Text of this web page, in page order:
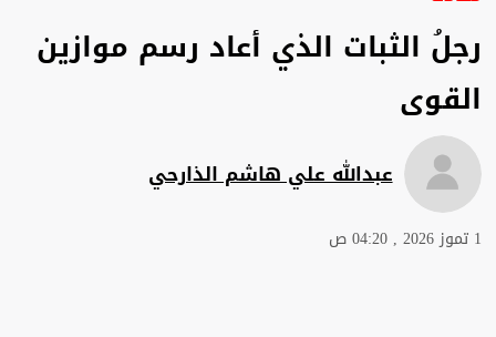
رجلُ الثبات الذي أعاد رسم موازين
القوى
عبدالله علي هاشم الذارحي
1 تموز 2026 , 04:20 ص